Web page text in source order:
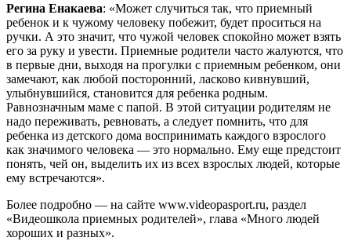
Регина Енакаева: «Может случиться так, что приемный
ребенок и к чужому человеку побежит, будет проситься на
ручки. А это значит, что чужой человек спокойно может взять
его за руку и увести. Приемные родители часто жалуются, что
в первые дни, выходя на прогулки с приемным ребенком, они
замечают, как любой посторонний, ласково кивнувший,
улыбнувшийся, становится для ребенка родным.
Равнозначным маме с папой. В этой ситуации родителям не
надо переживать, ревновать, а следует помнить, что для
ребенка из детского дома воспринимать каждого взрослого
как значимого человека — это нормально. Ему еще предстоит
понять, чей он, выделить их из всех взрослых людей, которые
ему встречаются».
Более подробно — на сайте www.videopasport.ru, раздел
«Видеошкола приемных родителей», глава «Много людей
хороших и разных».